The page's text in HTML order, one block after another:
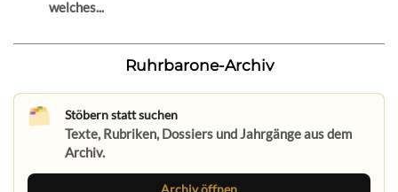
welches...
Ruhrbarone-Archiv
Stöbern statt suchen
Texte, Rubriken, Dossiers und Jahrgänge aus dem
Archiv.